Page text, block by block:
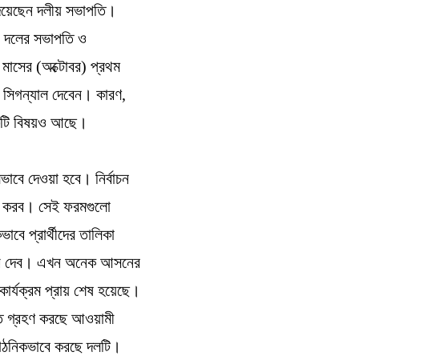
দলীয় সভাপতি।
দলের সভাপতি ও
মাসের (অক্টোবর) প্রথম
দেবেন। কারণ,
বিষয়ও আছে।
দেওয়া হবে। নির্বাচন
করব। সেই ফরমগুলো
প্রার্থীদের তালিকা
দেব। এখন অনেক আসনের
প্রায় শেষ হয়েছে।
গ্রহণ করছে আওয়ামী
করছে দলটি।